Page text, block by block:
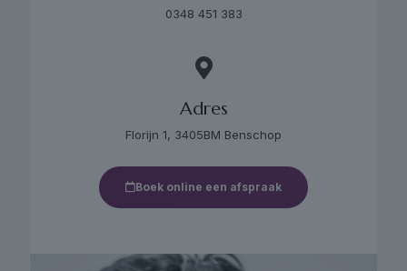
0348 451 383
Adres
Florijn 1, 3405BM Benschop
Boek online een afspraak